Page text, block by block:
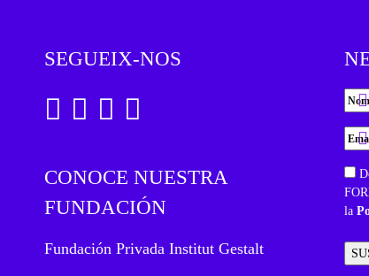
SEGUEIX-NOS
CONOCE NUESTRA
FUNDACIÓN
Fundación Privada Institut Gestalt
la